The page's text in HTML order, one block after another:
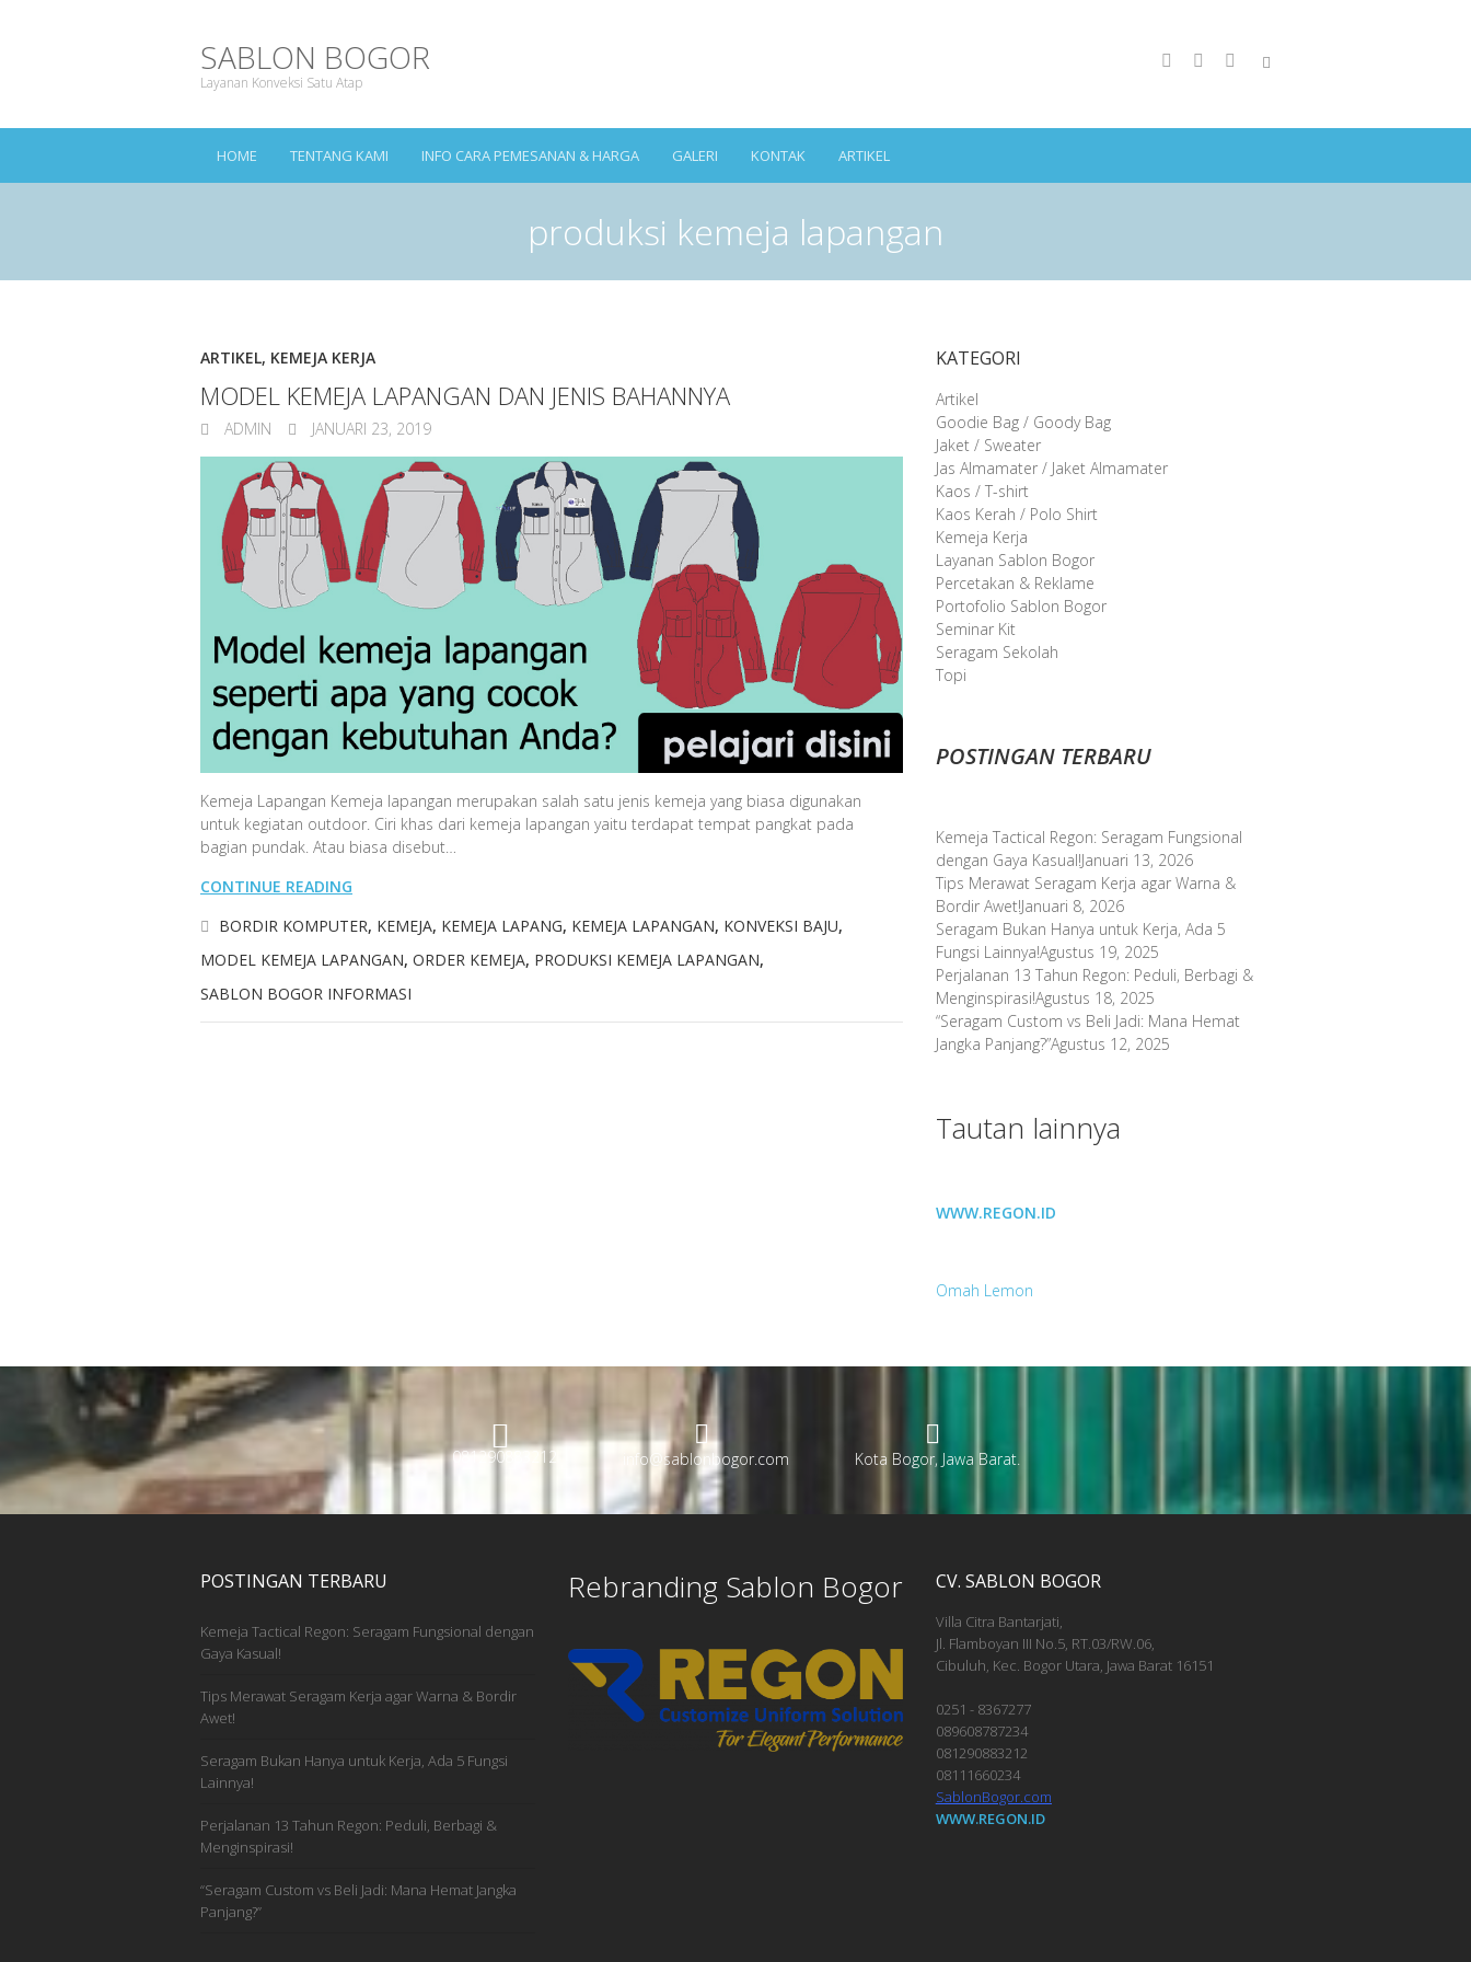
SABLON BOGOR
Layanan Konveksi Satu Atap
HOME TENTANG KAMI INFO CARA PEMESANAN & HARGA GALERI KONTAK ARTIKEL
produksi kemeja lapangan
ARTIKEL, KEMEJA KERJA
MODEL KEMEJA LAPANGAN DAN JENIS BAHANNYA
ADMIN JANUARI 23, 2019
Kemeja Lapangan Kemeja lapangan merupakan salah satu jenis kemeja yang biasa digunakan
untuk kegiatan outdoor. Ciri khas dari kemeja lapangan yaitu terdapat tempat pangkat pada
bagian pundak. Atau biasa disebut…
CONTINUE READING
BORDIR KOMPUTER, KEMEJA, KEMEJA LAPANG, KEMEJA LAPANGAN, KONVEKSI BAJU,
MODEL KEMEJA LAPANGAN, ORDER KEMEJA, PRODUKSI KEMEJA LAPANGAN,
SABLON BOGOR INFORMASI
KATEGORI
Artikel
Goodie Bag / Goody Bag
Jaket / Sweater
Jas Almamater / Jaket Almamater
Kaos / T-shirt
Kaos Kerah / Polo Shirt
Kemeja Kerja
Layanan Sablon Bogor
Percetakan & Reklame
Portofolio Sablon Bogor
Seminar Kit
Seragam Sekolah
Topi
POSTINGAN TERBARU
Kemeja Tactical Regon: Seragam Fungsional
dengan Gaya Kasual!Januari 13, 2026
Tips Merawat Seragam Kerja agar Warna &
Bordir Awet!Januari 8, 2026
Seragam Bukan Hanya untuk Kerja, Ada 5
Fungsi Lainnya!Agustus 19, 2025
Perjalanan 13 Tahun Regon: Peduli, Berbagi &
Menginspirasi!Agustus 18, 2025
“Seragam Custom vs Beli Jadi: Mana Hemat
Jangka Panjang?”Agustus 12, 2025
Tautan lainnya
WWW.REGON.ID
Omah Lemon
081290883212 info@sablonbogor.com Kota Bogor, Jawa Barat.
POSTINGAN TERBARU
Kemeja Tactical Regon: Seragam Fungsional dengan
Gaya Kasual!
Tips Merawat Seragam Kerja agar Warna & Bordir
Awet!
Seragam Bukan Hanya untuk Kerja, Ada 5 Fungsi
Lainnya!
Perjalanan 13 Tahun Regon: Peduli, Berbagi &
Menginspirasi!
“Seragam Custom vs Beli Jadi: Mana Hemat Jangka
Panjang?”
Rebranding Sablon Bogor CV. SABLON BOGOR
Villa Citra Bantarjati,
Jl. Flamboyan III No.5, RT.03/RW.06,
Cibuluh, Kec. Bogor Utara, Jawa Barat 16151
0251 - 8367277
089608787234
081290883212
08111660234
SablonBogor.com
WWW.REGON.ID